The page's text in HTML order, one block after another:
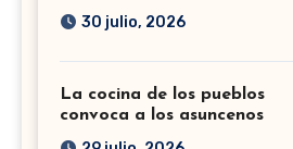
30 julio, 2026
La cocina de los pueblos
convoca a los asuncenos